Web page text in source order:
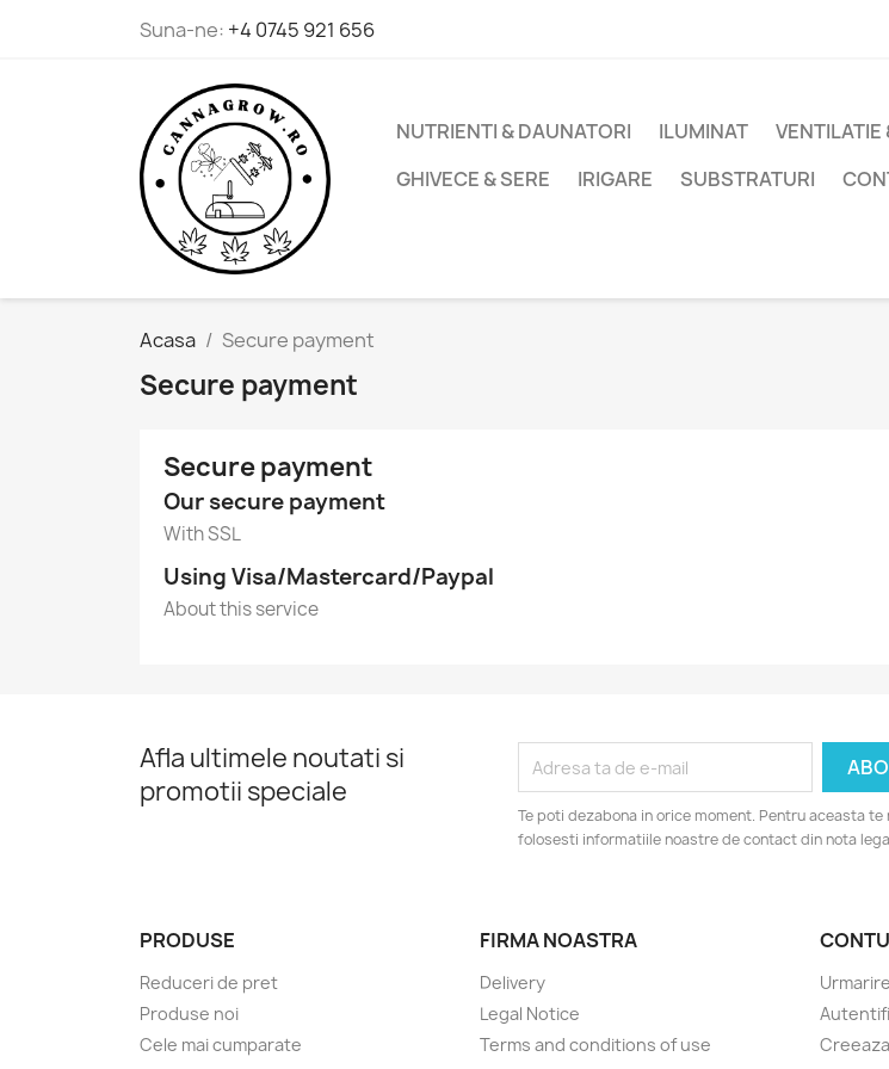
Suna-ne: +4 0745 921 656
NUTRIENTI & DAUNATORI ILUMINAT VENTILATIE
GHIVECE & SERE
IRIGARE SUBSTRATURI
Acasa Secure payment
Secure payment
Secure payment
Our secure payment
With SSL
Using Visa/Mastercard/Paypal
About this service
Afla ultimele noutati si
promotii speciale
Te poti dezabona in orice moment. Pentru aceasta te
folosesti informatiile noastre de contact din nota
PRODUSE
Reduceri de pret
Produse noi
Cele mai cumparate
FIRMA NOASTRA
Delivery
Legal Notice
Terms and conditions of use